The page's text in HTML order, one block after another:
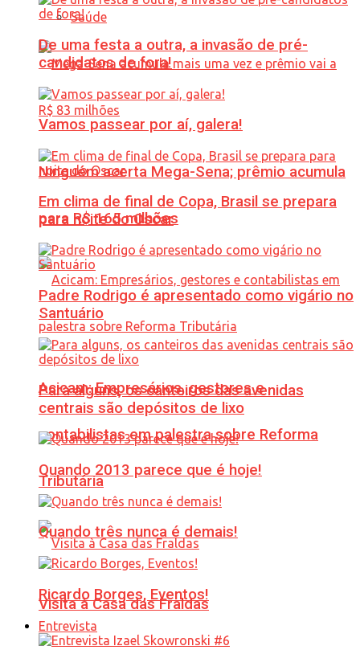
Saúde
Ninguém acerta Mega-Sena; prêmio acumula
para R$ 165 milhões
Acicam: Empresários, gestores e
contabilistas em palestra sobre Reforma
Tributária
Visita à Casa das Fraldas
De uma festa a outra, a invasão de pré-
candidatos de fora!
Vamos passear por aí, galera!
Em clima de final de Copa, Brasil se prepara
para noite do Oscar
Padre Rodrigo é apresentado como vigário no
Santuário
Para alguns, os canteiros das avenidas
centrais são depósitos de lixo
Quando 2013 parece que é hoje!
Quando três nunca é demais!
Ricardo Borges, Eventos!
Entrevista